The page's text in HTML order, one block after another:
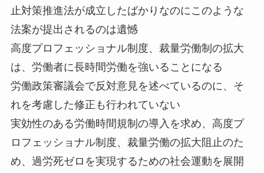
止対策推進法が成立したばかりなのにこのような
法案が提出されるのは遺憾
高度プロフェッショナル制度、裁量労働制の拡大
は、労働者に長時間労働を強いることになる
労働政策審議会で反対意見を述べているのに、そ
れを考慮した修正も行われていない
実効性のある労働時間規制の導入を求め、高度プ
ロフェッショナル制度、裁量労働の拡大阻止のた
め、過労死ゼロを実現するための社会運動を展開